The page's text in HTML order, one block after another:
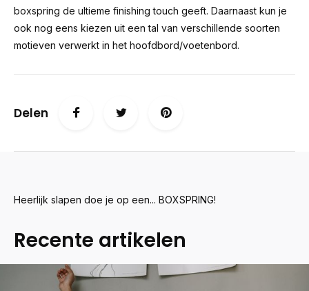
boxspring de ultieme finishing touch geeft. Daarnaast kun je
ook nog eens kiezen uit een tal van verschillende soorten
motieven verwerkt in het hoofdbord/voetenbord.
Delen
Heerlijk slapen doe je op een... BOXSPRING!
Recente artikelen